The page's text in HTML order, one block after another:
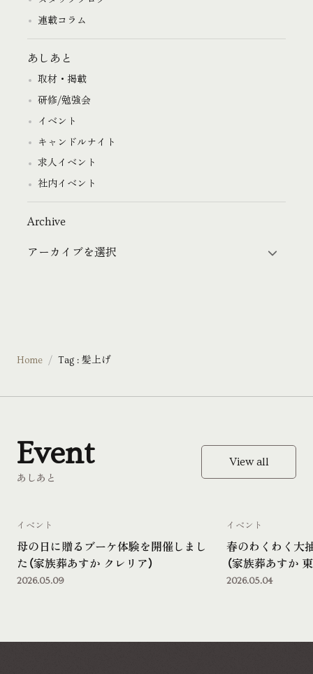
連載コラム
あしあと
取材・掲載
研修/勉強会
イベント
キャンドルナイト
求人イベント
社内イベント
Archive
Home Tag : 髪上げ
あしあと
Event View all
母の日に贈るブーケ体験を開催しまし
た（家族葬あすか クレリア）
イベント
2026.05.09
春のわくわく大
（家族葬あすか
イベント
2026.05.04